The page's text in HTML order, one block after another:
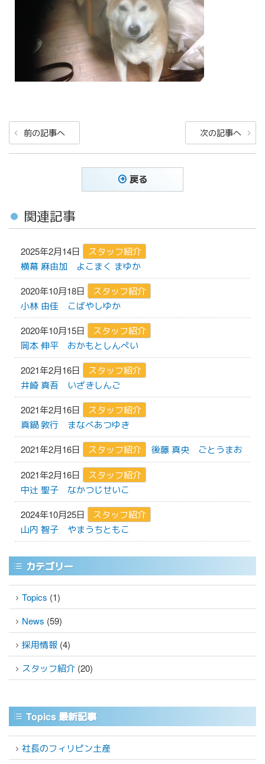
投
稿
ナ
ー
シ
ョ
ン
前
の
投
前の記事へ
の
投
次の記事へ
戻る
関連記事
2025年2月14日
スタッフ紹介
横幕 麻由加 よこまく まゆか
2020年10月18日
スタッフ紹介
小林 由佳 こばやしゆか
2020年10月15日
スタッフ紹介
岡本 伸平 おかもとしんぺい
2021年2月16日
スタッフ紹介
井崎 真吾 いざきしんご
2021年2月16日
スタッフ紹介
真鍋 敦行 まなべあつゆき
2021年2月16日
スタッフ紹介 後藤 真央 ごとうまお
2021年2月16日
スタッフ紹介
中辻 聖子 なかつじせいこ
2024年10月25日
スタッフ紹介
山内 智子 やまうちともこ
カテゴリー
Topics (1)
News (59)
採用情報(4)
スタッフ紹介(20)
Topics 最新記事
社長のフィリピン土産